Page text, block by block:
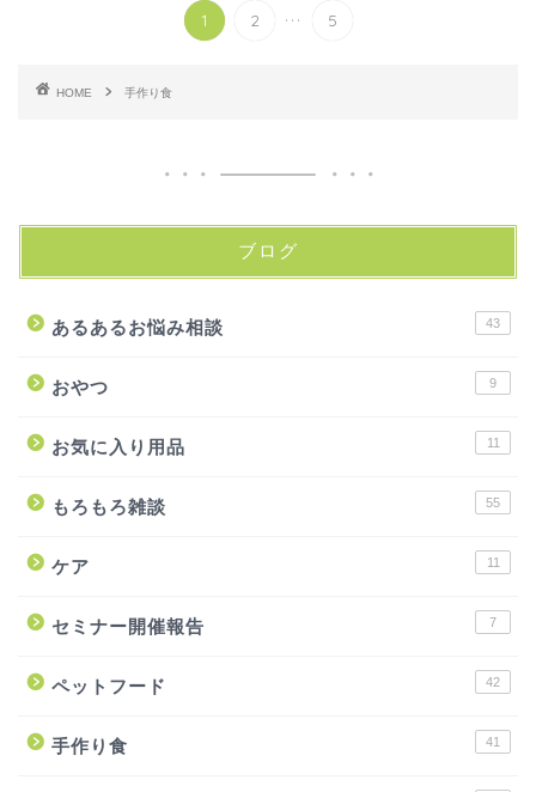
1 2 ... 5
HOME 手作り食
ブログ
あるあるお悩み相談 43
おやつ 9
お気に入り用品 11
もろもろ雑談 55
ケア 11
セミナー開催報告 7
ペットフード 42
手作り食 41